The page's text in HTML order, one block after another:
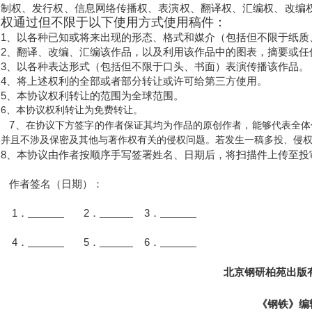
制权、发行权、信息网络传播权、表演权、翻译权、汇编权、改编
权通过但不限于以下使用方式使用稿件：
1、
以各种已知或将来出现的形态、格式和媒介（包括但不限于纸
2、 翻译、改编、汇编该作品，以及利用该作品中的图表，摘要或
3、
以各种表达形式（包括但不限于口头、书面）表演传播该作品。
4、 将上述权利的全部或者部分转让或许可给第三方使用。
5、 本协议权利转让的范围为全球范围。
6、本协议权利转让为免费转让。
7、 在协议下方签字的作者保证其均为作品的原创作者，能够代表全
并且不涉及保密及其他与著作权有关的侵权问题。若发生一稿多投、侵
8、本协议由作者按顺序手写签署姓名、日期后，将扫描件上传至
作者签名（日期）：
1 ． 2 ． 3 ．
4． 5 ． 6 ．
北京钢研柏苑出版
《钢铁》